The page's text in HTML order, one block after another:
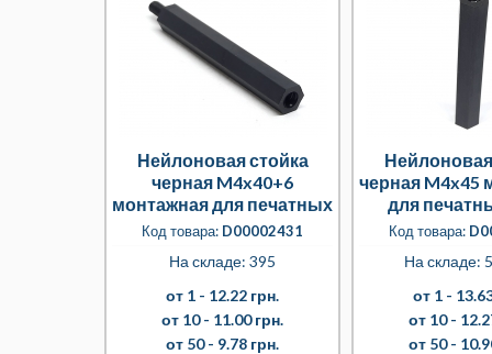
Нейлоновая стойка
черная M4x40+6
монтажная для печатных
плат
Код товара: D00002431
На складе: 395
от 1 - 12.22 грн.
от 10 - 11.00 грн.
от 50 - 9.78 грн.
черная M4x45
для
Код товара:
На складе:
от 1 -
от 10 -
от 50 -